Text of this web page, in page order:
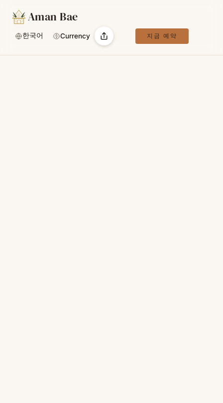
Aman Bae
한국어 Currency 지금 예약